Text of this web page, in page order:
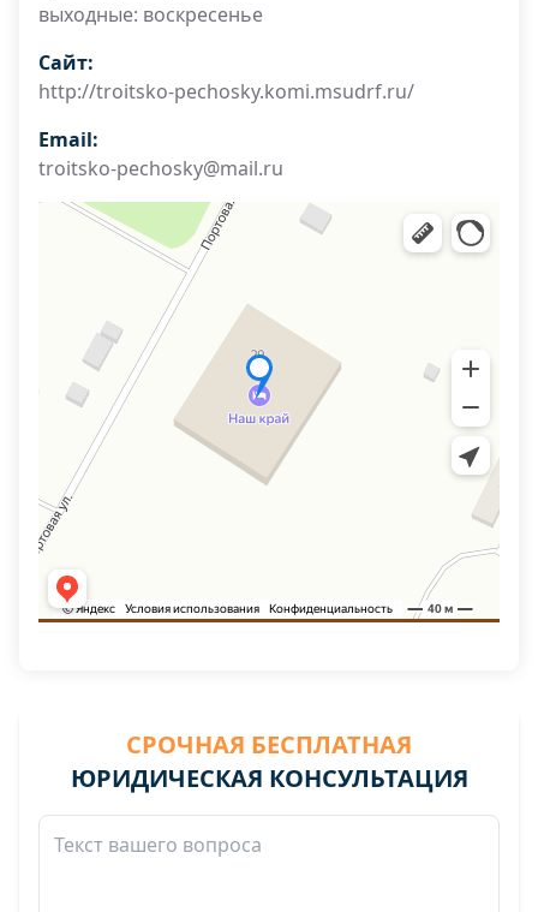
выходные: воскресенье
Сайт:
http://troitsko-pechosky.komi.msudrf.ru/
Email:
troitsko-pechosky@mail.ru
СРОЧНАЯ БЕСПЛАТНАЯ
ЮРИДИЧЕСКАЯ КОНСУЛЬТАЦИЯ